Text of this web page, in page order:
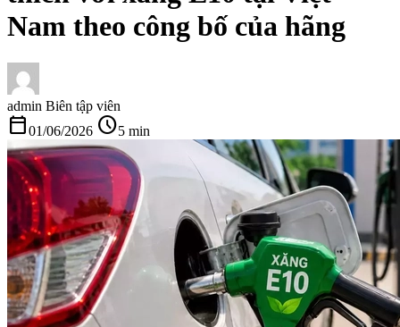
Nam theo công bố của hãng
admin Biên tập viên
calendar_today01/06/2026 schedule5 min